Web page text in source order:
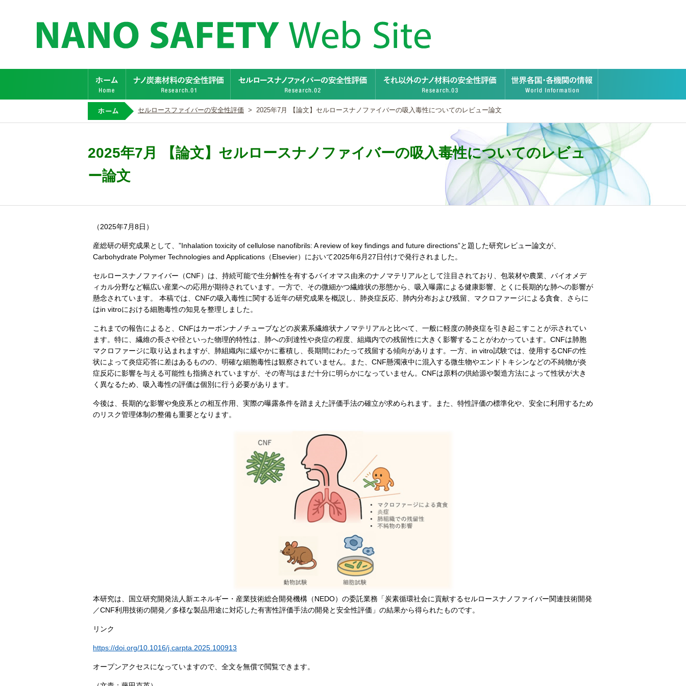
セルロースナノファイバーの安全性評価 それ以外のナノ材料の安全性評価
ホーム
セルロースファイバーの安全性評価 > 2025年7月 【論文】セルロースナノファイバーの吸入毒性についてのレビュー論文
2025年7月 【論文】セルロースナノファイバーの吸入毒性についてのレビュ
ー論文
（2025年7月8日）
産総研の研究成果として、”Inhalation toxicity of cellulose nanofibrils: A review of key findings and future directions”と題した研究レビュー論文が、
Carbohydrate Polymer Technologies and Applications（Elsevier）において2025年6月27日付けで発行されました。
セルロースナノファイバー（CNF）は、持続可能で生分解性を有するバイオマス由来のナノマテリアルとして注目されており、包装材や農業、バイオメデ
ィカル分野など幅広い産業への応用が期待されています。一方で、その微細かつ繊維状の形態から、吸入曝露による健康影響、とくに長期的な肺への影響が
懸念されています。 本稿では、CNFの吸入毒性に関する近年の研究成果を概説し、肺炎症反応、肺内分布および残留、マクロファージによる貪食、さらに
はin vitroにおける細胞毒性の知見を整理しました。
これまでの報告によると、CNFはカーボンナノチューブなどの炭素系繊維状ナノマテリアルと比べて、一般に軽度の肺炎症を引き起こすことが示されてい
ます。特に、繊維の長さや径といった物理的特性は、肺への到達性や炎症の程度、組織内での残留性に大きく影響することがわかっています。CNFは肺胞
マクロファージに取り込まれますが、肺組織内に緩やかに蓄積し、長期間にわたって残留する傾向があります。一方、in vitro試験では、使用するCNFの性
状によって炎症応答に差はあるものの、明確な細胞毒性は観察されていません。また、CNF懸濁液中に混入する微生物やエンドトキシンなどの不純物が炎
症反応に影響を与える可能性も指摘されていますが、その寄与はまだ十分に明らかになっていません。CNFは原料の供給源や製造方法によって性状が大き
く異なるため、吸入毒性の評価は個別に行う必要があります。
今後は、長期的な影響や免疫系との相互作用、実際の曝露条件を踏まえた評価手法の確立が求められます。また、特性評価の標準化や、安全に利用するため
のリスク管理体制の整備も重要となります。
本研究は、国立研究開発法人新エネルギー・産業技術総合開発機構（NEDO）の委託業務「炭素循環社会に貢献するセルロースナノファイバー関連技術開発
／CNF利用技術の開発／多様な製品用途に対応した有害性評価手法の開発と安全性評価」の結果から得られたものです。
リンク
https://doi.org/10.1016/j.carpta.2025.100913
オープンアクセスになっていますので、全文を無償で閲覧できます。